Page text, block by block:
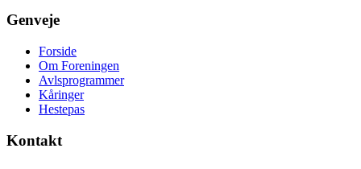
Genveje
Forside
Om Foreningen
Avlsprogrammer
Kåringer
Hestepas
Kontakt